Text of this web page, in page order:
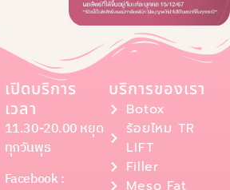
เปิดบริการ
เวลา
11.30-20.00 หยุด
ทุกวันพุธ
Facebook :
บริการของเรา
Botox
ร้อยไหม TR
LIFT
Filler
Meso Fat